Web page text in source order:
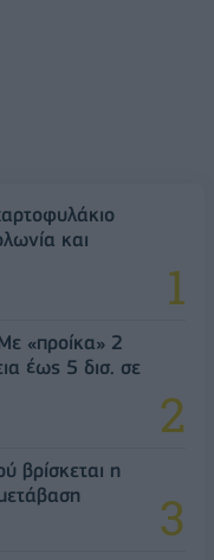
και
«προίκα» 2
έως 5 δισ. σε
βρίσκεται η